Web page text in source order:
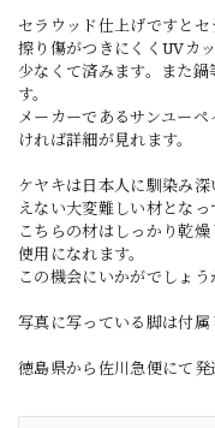
セラウッド仕上げですと
擦り傷がつきにくくUVカ
少なくて済みます。また
す。
メーカーであるサンユー
ければ詳細が見れます。
ケヤキは日本人に馴染み
えない大変難しい材となっ
こちらの材はしっかり乾
使用になれます。
この機会にいかがでしょう
写真に写っている脚は付属
徳島県から佐川急便にて発